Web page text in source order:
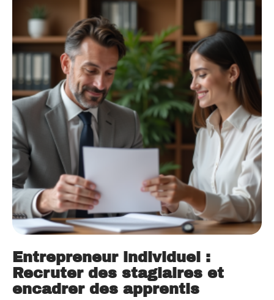
Entrepreneur individuel :
Recruter des stagiaires et
encadrer des apprentis